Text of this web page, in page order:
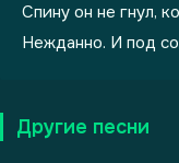
Спину он не гнул,
Нежданно. И под
Другие песни